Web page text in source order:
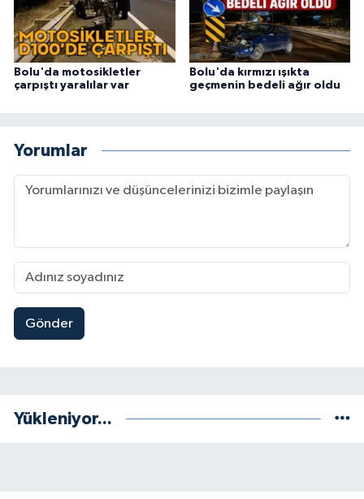
Bolu'da motosikletler
çarpıştı yaralılar var
Bolu'da kırmızı ışıkta
geçmenin bedeli ağır oldu
Yorumlar
Gönder
Yükleniyor...